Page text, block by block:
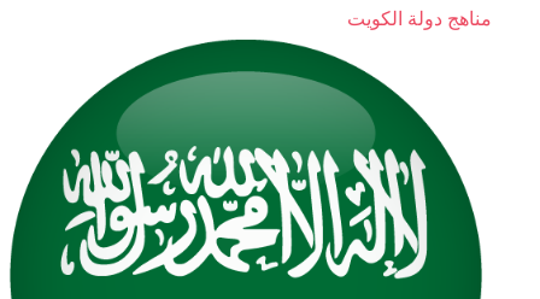
مناهج دولة الكويت